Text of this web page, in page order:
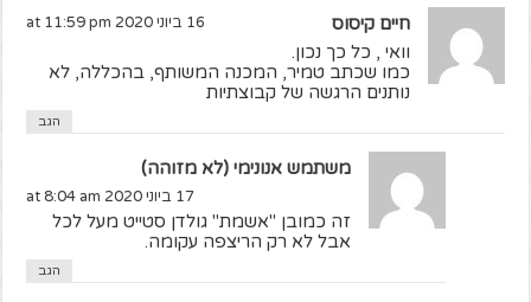
חיים קיסוס 16 ביוני 2020 at 11:59 pm
וואי , כל כך נכון.
כמו שכתב טמיר, המכנה המשותף, בהכללה, לא
נותנים הרגשה של קבוצתיות
הגב
משתמש אנונימי (לא מזוהה)
17 ביוני 2020 at 8:04 am
זה כמובן "אשמת" גולדן סטייט מעל לכל
אבל לא רק הריצפה עקומה.
הגב